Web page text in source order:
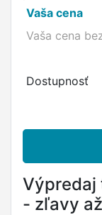
Vaša cena
Vaša cena
Dostupnosť
Výpredaj
- zľavy